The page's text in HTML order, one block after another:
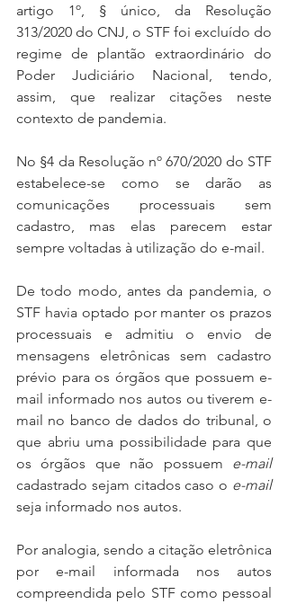
artigo 1º, § único, da Resolução
313/2020 do CNJ, o STF foi excluído do
regime de plantão extraordinário do
Poder Judiciário Nacional, tendo,
assim, que realizar citações neste
contexto de pandemia.
No §4 da Resolução nº 670/2020 do STF
estabelece-se como se darão as
comunicações processuais sem
cadastro, mas elas parecem estar
sempre voltadas à utilização do e-mail.
De todo modo, antes da pandemia, o
STF havia optado por manter os prazos
processuais e admitiu o envio de
mensagens eletrônicas sem cadastro
prévio para os órgãos que possuem e-
mail informado nos autos ou tiverem e-
mail no banco de dados do tribunal, o
que abriu uma possibilidade para que
os órgãos que não possuem e-mail
cadastrado sejam citados caso o e-mail
seja informado nos autos.
Por analogia, sendo a citação eletrônica
por e-mail informada nos autos
compreendida pelo STF como pessoal